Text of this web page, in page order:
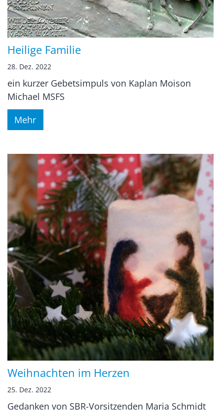
Heilige Familie
28. Dez. 2022
ein kurzer Gebetsimpuls von Kaplan Moison
Michael MSFS
Mehr
Weihnachten im Herzen
25. Dez. 2022
Gedanken von SBR-Vorsitzenden Maria Schmidt